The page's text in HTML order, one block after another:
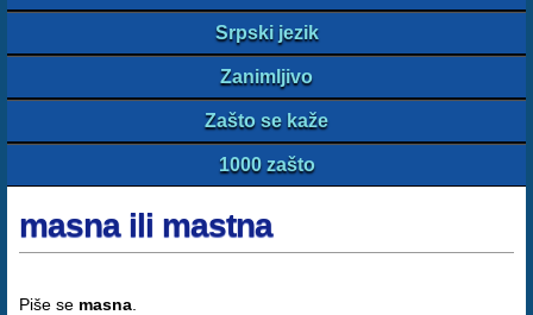
Srpski jezik
Zanimljivo
Zašto se kaže
1000 zašto
masna ili mastna
Piše se masna